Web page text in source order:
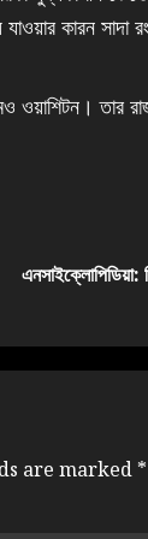
কারন সাদা
ওয়াশিটন‌। তার
এনসাইক্লোপিডিয়া:
are marked *